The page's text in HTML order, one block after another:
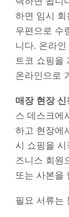
하면 임시
우편으로 수
니다. 온라
트코 쇼핑을
온라인으로
매장 현장 신
스 데스크에
하고 현장에
시 쇼핑을
즈니스 회원
또는 사본을
필요 서류는